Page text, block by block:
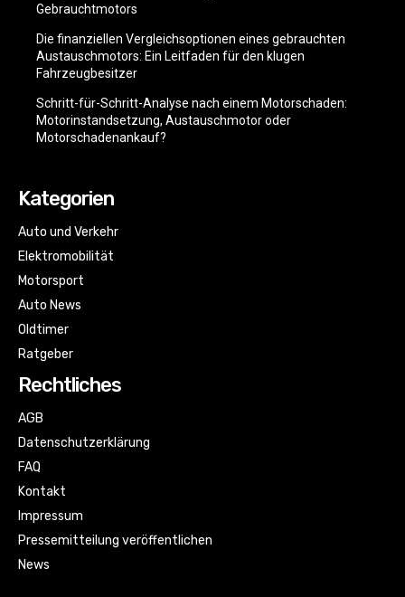
Gebrauchtmotors
Die finanziellen Vergleichsoptionen eines gebrauchten
Austauschmotors: Ein Leitfaden für den klugen
Fahrzeugbesitzer
Schritt-für-Schritt-Analyse nach einem Motorschaden:
Motorinstandsetzung, Austauschmotor oder
Motorschadenankauf?
Kategorien
Auto und Verkehr
Elektromobilität
Motorsport
Auto News
Oldtimer
Ratgeber
Rechtliches
AGB
Datenschutzerklärung
FAQ
Kontakt
Impressum
Pressemitteilung veröffentlichen
News